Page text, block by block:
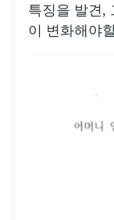
특징을 발견,
이 변화해야